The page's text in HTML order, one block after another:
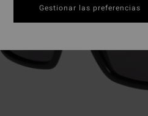
Gestionar las preferencias